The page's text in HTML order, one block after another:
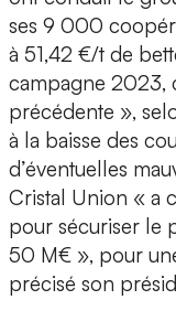
ses 9 000
à 51,42 €/t de
campagne 2023,
précédente »,
à la baisse des
d’éventuelles
Cristal Union « a
pour sécuriser le
50 M€ », pour
précisé son